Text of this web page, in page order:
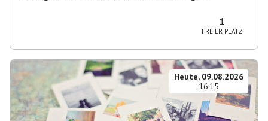
1
FREIER PLATZ
Heute, 09.08.2026
16:15